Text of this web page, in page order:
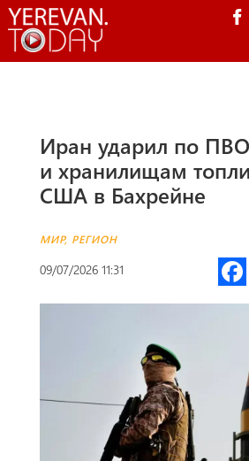
Иран ударил по
и хранилищам
США в Бахрейне
МИР, РЕГИОН
09/07/2026 11:31